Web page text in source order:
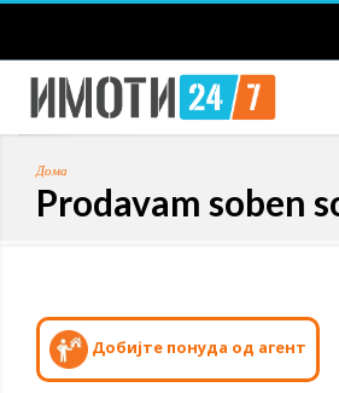
Дома
Prodavam soben
Добијте понуда од агент